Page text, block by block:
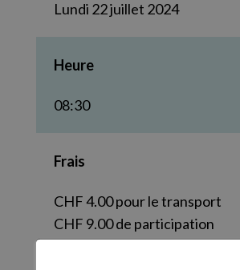
Lundi 22 juillet 2024
Heure
08:30
Frais
CHF 4.00 pour le transport
CHF 9.00 de participation